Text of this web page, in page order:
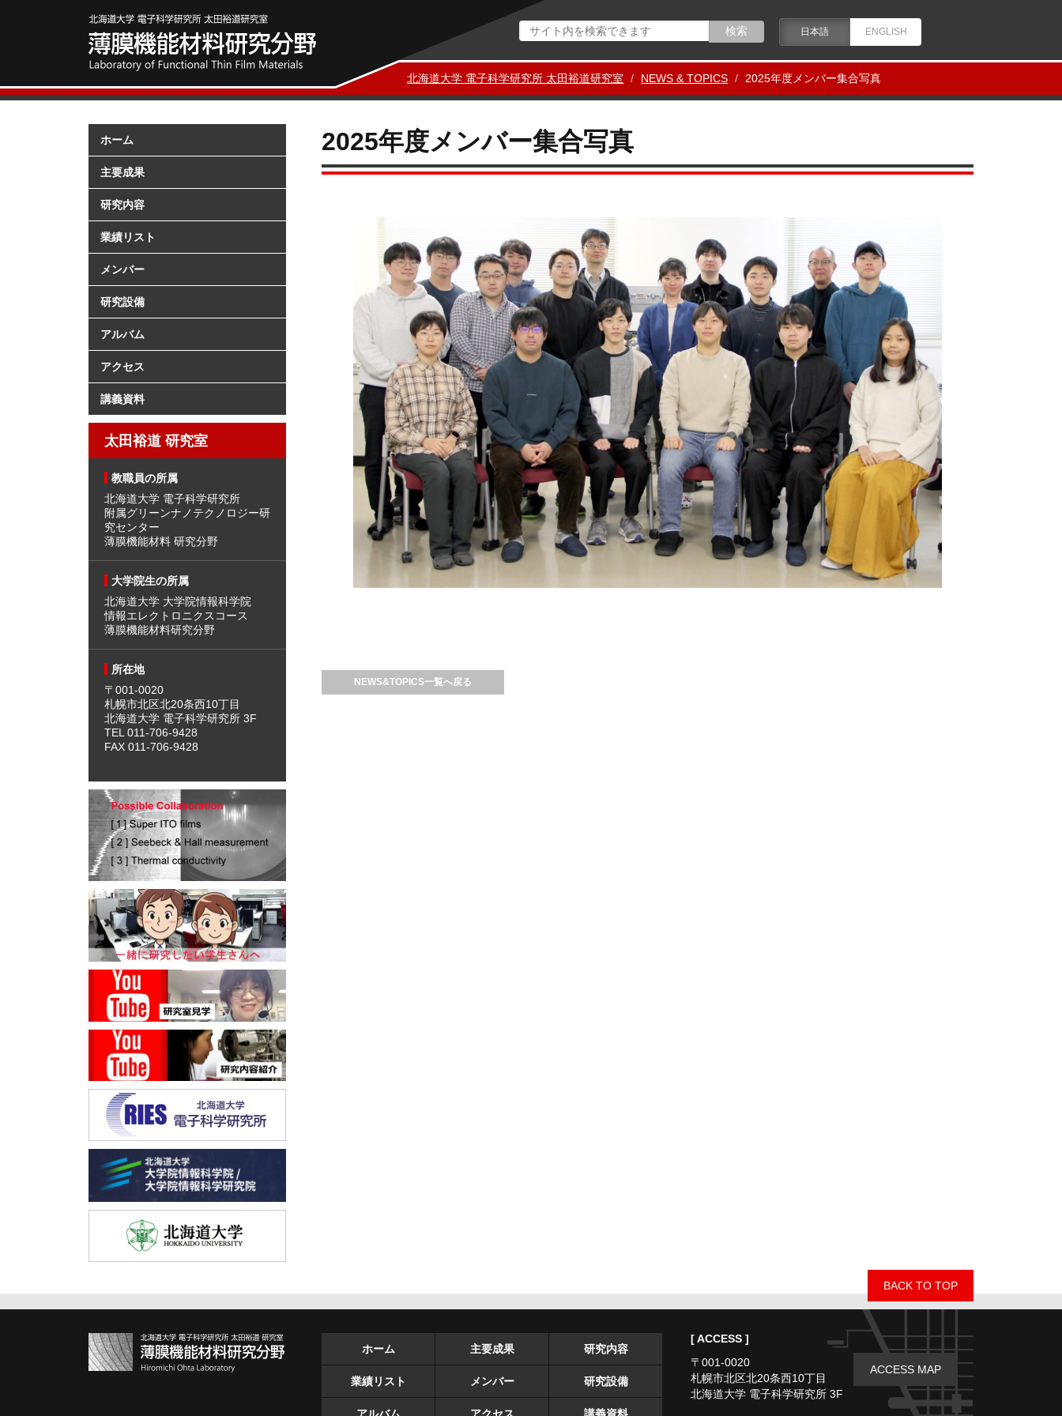
日本語 ENGLISH
北海道大学 電子科学研究所 太田裕道研究室 NEWS & TOPICS 2025年度メンバー集合写真
2025年度メンバー集合写真
NEWS&TOPICS一覧へ戻る
ホーム
主要成果
研究内容
業績リスト
メンバー
研究設備
アルバム
アクセス
講義資料
太田裕道 研究室
教職員の所属
北海道大学 電子科学研究所
附属グリーンナノテクノロジー研
究センター
薄膜機能材料 研究分野
大学院生の所属
北海道大学 大学院情報科学院
情報エレクトロニクスコース
薄膜機能材料研究分野
所在地
〒001-0020
札幌市北区北20条西10丁目
北海道大学 電子科学研究所 3F
TEL 011-706-9428
FAX 011-706-9428
ホーム 主要成果 研究内容
業績リスト メンバー 研究設備
アルバム アクセス 講義資料
[ ACCESS ]
〒001-0020
札幌市北区北20条西10丁目
北海道大学 電子科学研究所 3F
ACCESS MAP
BACK TO TOP